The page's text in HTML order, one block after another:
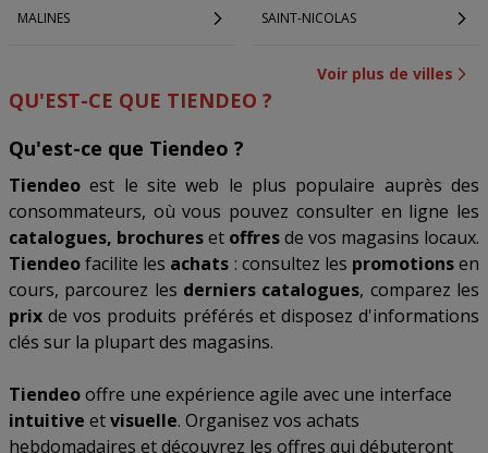
MALINES SAINT-NICOLAS
Voir plus de villes
QU'EST-CE QUE TIENDEO ?
Qu'est-ce que Tiendeo ?
Tiendeo est le site web le plus populaire auprès des
consommateurs, où vous pouvez consulter en ligne les
catalogues, brochureset offresde vos magasins locaux.
Tiendeofacilite les achats : consultez les promotionsen
cours, parcourez les derniers catalogues, comparez les
prix de vos produits préférés et disposez d'informations
clés sur la plupart des magasins.
Tiendeooffre une expérience agile avec une interface
intuitive etvisuelle. Organisez vos achats
hebdomadaires et découvrez les offres qui débuteront